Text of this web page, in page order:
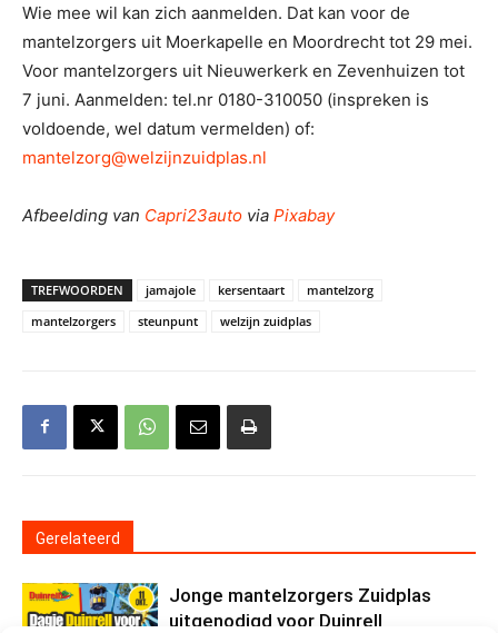
Wie mee wil kan zich aanmelden. Dat kan voor de
mantelzorgers uit Moerkapelle en Moordrecht tot 29 mei.
Voor mantelzorgers uit Nieuwerkerk en Zevenhuizen tot
7 juni. Aanmelden: tel.nr 0180-310050 (inspreken is
voldoende, wel datum vermelden) of:
mantelzorg@welzijnzuidplas.nl
Afbeelding van Capri23auto via Pixabay
TREFWOORDEN jamajole kersentaart
mantelzorg
mantelzorgers
steunpunt welzijn zuidplas
Gerelateerd
Jonge mantelzorgers Zuidplas
uitgenodigd voor Duinrell